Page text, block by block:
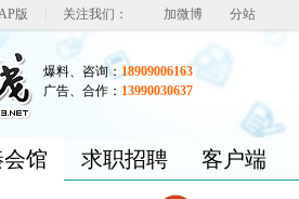
版 关注我们： 加微博 分站
爆料、咨询：18909006163
广告、合作： 13990030637
馆 求职招聘 客户端